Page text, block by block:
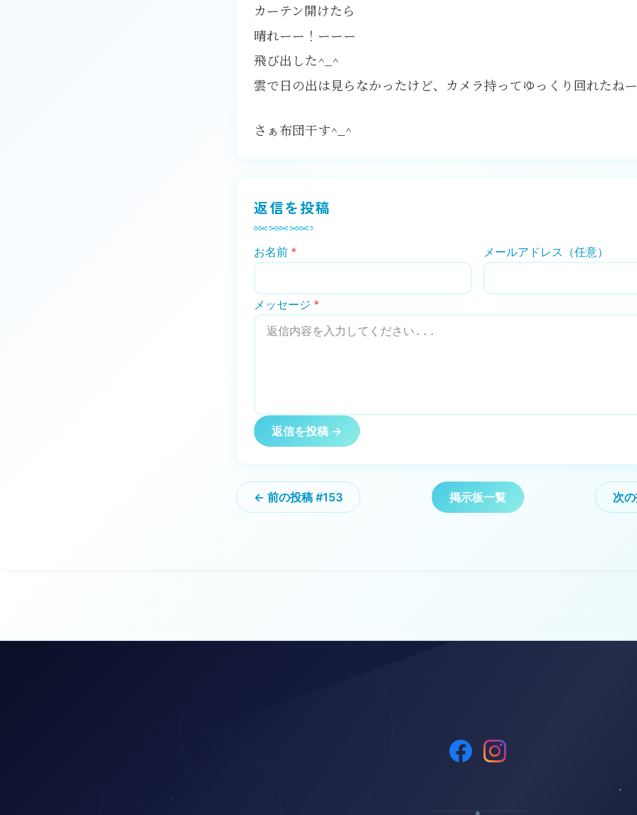
カーテン開けたら
晴れーー！ーーー
飛び出した^_^
雲で日の出は見らなかったけど、カメラ持ってゆっくり回れたねー
さぁ布団干す^_^
返信を投稿
お名前 * メールアドレス（任意）
メッセージ *
返信を投稿 →
← 前の投稿 #153 掲示板一覧 次